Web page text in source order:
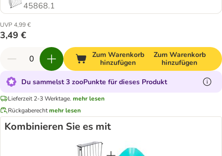
45868.1
UVP 4,99 €
3,49 €
Zum Warenkorb
hinzufügen
Zum Warenkorb
hinzufügen
Du sammelst 3 zooPunkte für dieses Produkt
Lieferzeit 2-3 Werktage. mehr lesen
Rückgaberechtmehr lesen
Kombinieren Sie es mit